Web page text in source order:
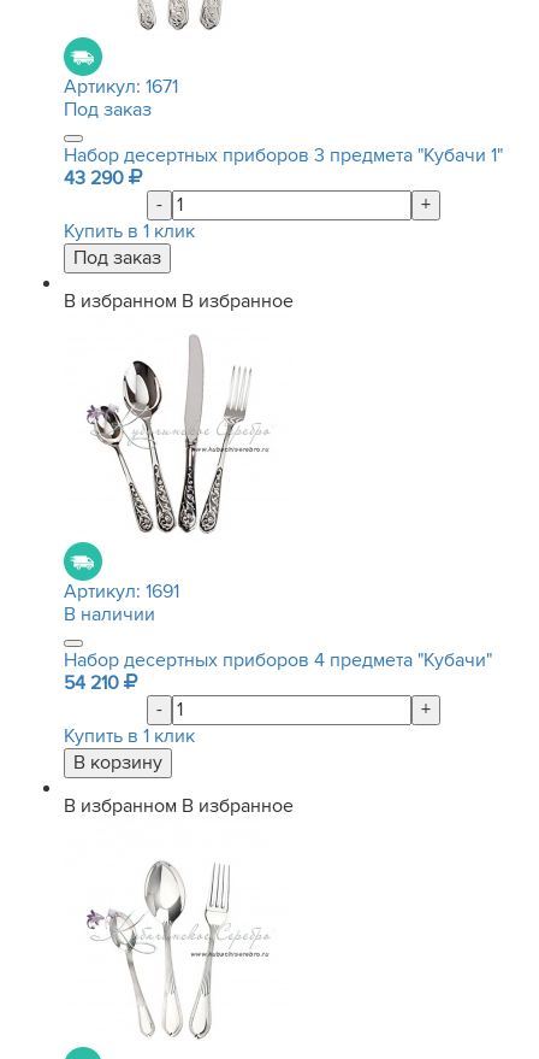
Артикул: 1671
Под заказ
Набор десертных приборов 3 предмета "Кубачи 1"
43 290
-
+
Купить в 1 клик
В избранном В избранное
Артикул: 1691
В наличии
Набор десертных приборов 4 предмета "Кубачи"
54 210
-
+
Купить в 1 клик
В избранном В избранное